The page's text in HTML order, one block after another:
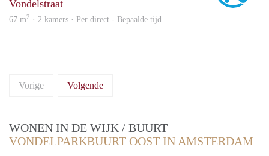
Vondelstraat
67 m2 · 2 kamers · Per direct - Bepaalde tijd
Vorige Volgende
WONEN IN DE WIJK / BUURT
VONDELPARKBUURT OOST IN AMSTERDAM